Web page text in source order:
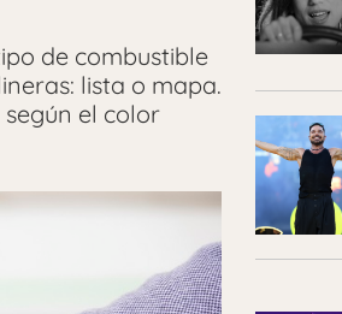
de combustible
lista o mapa.
el color